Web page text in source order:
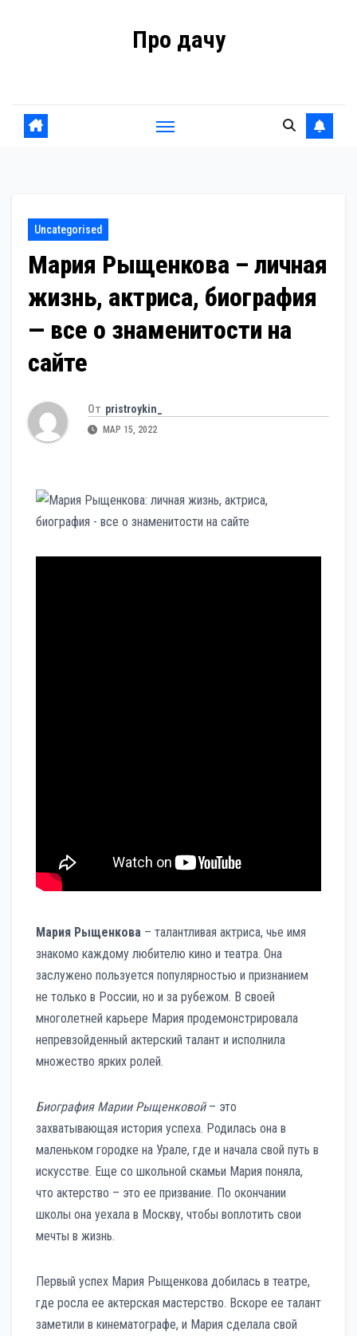
Про дачу
Uncategorised
Мария Рыщенкова – личная
жизнь, актриса, биография
— все о знаменитости на
сайте
От pristroykin_
МАР 15, 2022
Мария Рыщенкова – талантливая актриса, чье имя
знакомо каждому любителю кино и театра. Она
заслужено пользуется популярностью и признанием
не только в России, но и за рубежом. В своей
многолетней карьере Мария продемонстрировала
непревзойденный актерский талант и исполнила
множество ярких ролей.
Биография Марии Рыщенковой– это
захватывающая история успеха. Родилась она в
маленьком городке на Урале, где и начала свой путь в
искусстве. Еще со школьной скамьи Мария поняла,
что актерство – это ее призвание. По окончании
школы она уехала в Москву, чтобы воплотить свои
мечты в жизнь.
Первый успех Мария Рыщенкова добилась в театре,
где росла ее актерская мастерство. Вскоре ее талант
заметили в кинематографе, и Мария сделала свой